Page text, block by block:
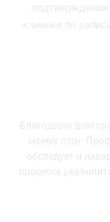
подтверждения
клинике
по
Благодарю
моему отцу.
обследует и
процесса